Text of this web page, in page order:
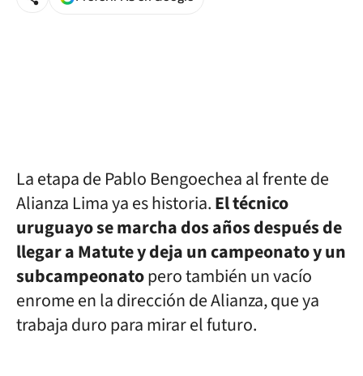
La etapa de Pablo Bengoechea al frente de
Alianza Lima ya es historia.El técnico
uruguayo se marcha dos años después de
llegar a Matute y deja un campeonato y un
subcampeonatopero también un vacío
enrome en la dirección de Alianza, que ya
trabaja duro para mirar el futuro.